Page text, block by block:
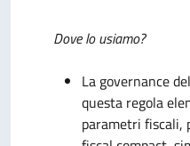
Dove lo usiamo?
La governance
questa regola
parametri fiscali,